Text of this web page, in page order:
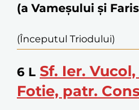
(a Vameșului și
(Începutul Triodului)
6 L Sf. Ier.
Fotie, patr.